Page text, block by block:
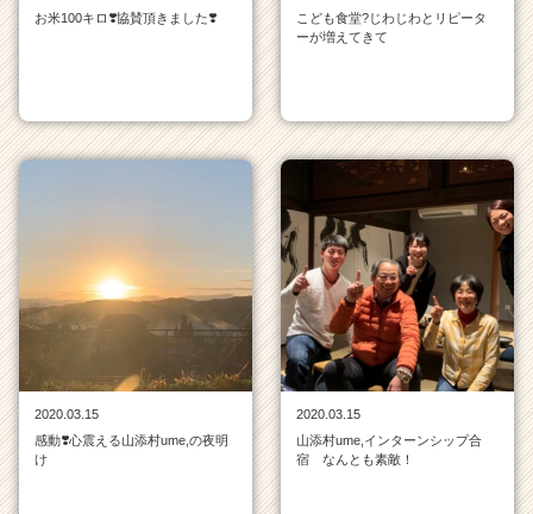
キ
（C
h
r
e
e
r）
お米100キロ❣️協賛頂きました❣️
こども食堂?じわじわとリピータ
ーが増えてきて
2020.03.15
感動❣️心震える山添村ume,の夜明
け
2020.03.15
山添村ume,インターンシップ合
宿 なんとも素敵！